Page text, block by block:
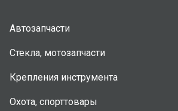
Автозапчасти
Стекла, мотозапчасти
Крепления инструмента
Охота, спорттовары